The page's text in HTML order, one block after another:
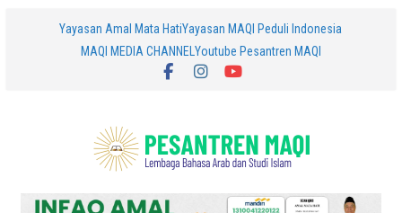
Yayasan Amal Mata HatiYayasan MAQI Peduli Indonesia
MAQI MEDIA CHANNEL Youtube Pesantren MAQI